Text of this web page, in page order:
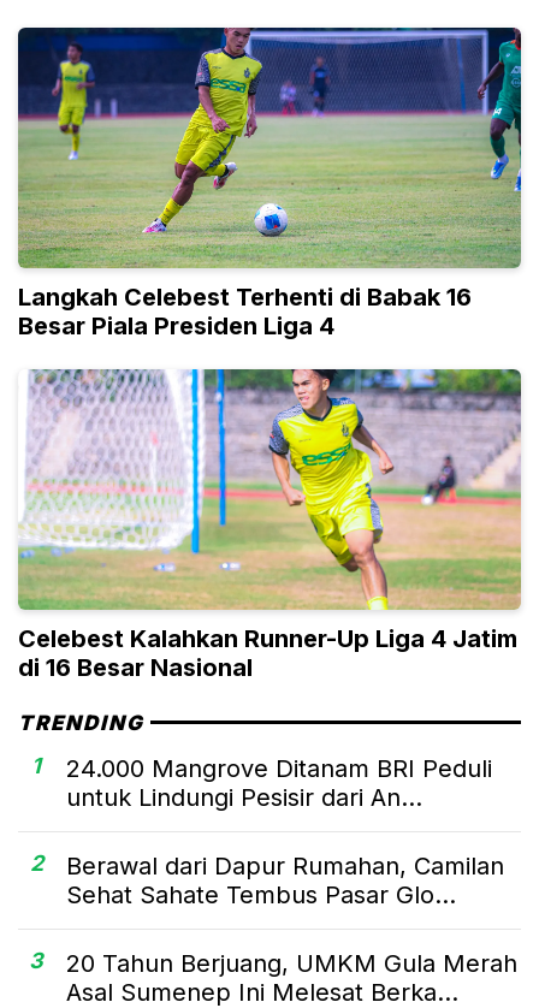
Langkah Celebest Terhenti di Babak 16
Besar Piala Presiden Liga 4
Celebest Kalahkan Runner-Up Liga 4 Jatim
di 16 Besar Nasional
TRENDING
1
24.000 Mangrove Ditanam BRI Peduli
untuk Lindungi Pesisir dari An...
2
Berawal dari Dapur Rumahan, Camilan
Sehat Sahate Tembus Pasar Glo...
3
20 Tahun Berjuang, UMKM Gula Merah
Asal Sumenep Ini Melesat Berka...